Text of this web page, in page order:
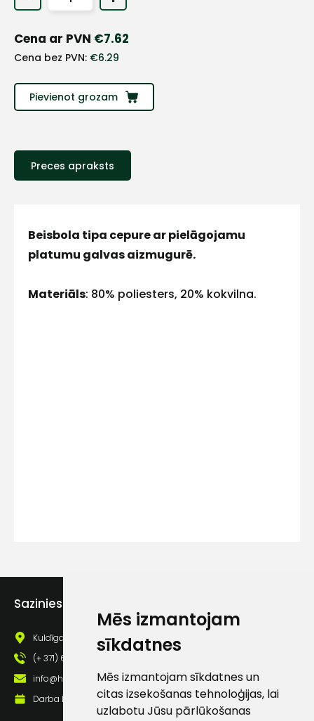
Mēs izmantojam
sīkdatnes
Mēs izmantojam sīkdatnes un
citas izsekošanas tehnoloģijas, lai
uzlabotu Jūsu pārlūkošanas
Cena ar PVN €7.62
Cena bez PVN: €6.29
Pievienot grozam
Preces apraksts
Beisbola tipa cepure ar pielāgojamu
platumu galvas aizmugurē.
Materiāls: 80% poliesters, 20% kokvilna.
Sazinies ar mums
Kuldīgas iela 69a, Saldus, Saldus nov., LV - 3801
(+ 371) 63 881 186
info@hards.lv
Darba laiks: Darbadienās: 8:00 - 17:00
ātrāk
Vārds
Piekrītu SIA Hards
lietošanas noteikumiem
pastā
+